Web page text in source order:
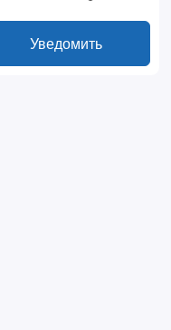
Уведомить